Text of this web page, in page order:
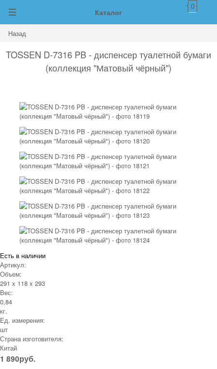
Каталог
0
Назад
TOSSEN D-7316 PB - диспенсер туалетной бумаги
(коллекция "Матовый чёрный")
Есть в наличии
Артикул:
Объем:
291 x 118 x 293
Вес:
0,84
кг.
Ед. измерения:
шт
Страна изготовителя:
Китай
1 890руб.